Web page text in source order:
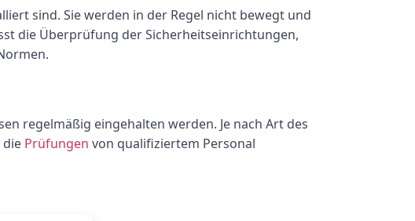
sind. Sie werden in der Regel nicht bewegt und
die Überprüfung der Sicherheitseinrichtungen,
regelmäßig eingehalten werden. Je nach Art des
die Prüfungen von qualifiziertem Personal